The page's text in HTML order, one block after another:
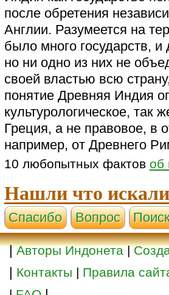
после обретения
Англии. Разумеется на
было много государств,
но ни одно из них не
своей властью всю
понятие Древняя Индия
культурологическое, так
Греция, а не правовое, в
например, от Древнего
10 любопытных фактов об
Нашли что
Cпасибо Вопрос
|Авторы Индонета|
| Контакты | Правила